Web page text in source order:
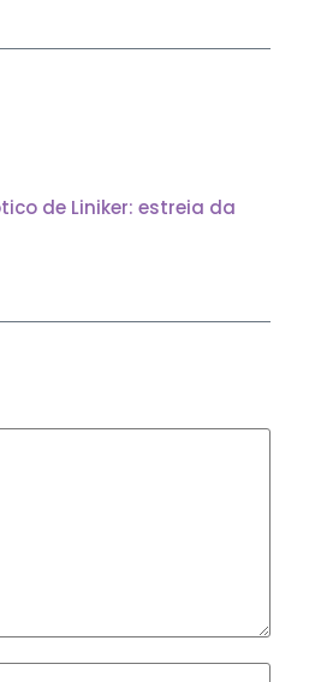
de Liniker: estreia da